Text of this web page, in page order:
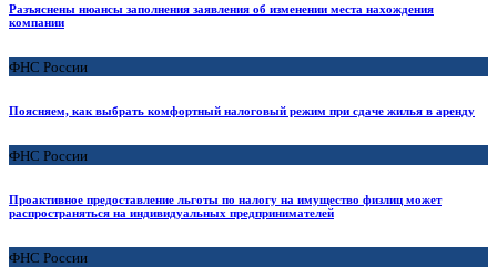
Разъяснены нюансы заполнения заявления об изменении места нахождения
компании
ФНС России
Поясняем, как выбрать комфортный налоговый режим при сдаче жилья в аренду
ФНС России
Проактивное предоставление льготы по налогу на имущество физлиц может
распространяться на индивидуальных предпринимателей
ФНС России